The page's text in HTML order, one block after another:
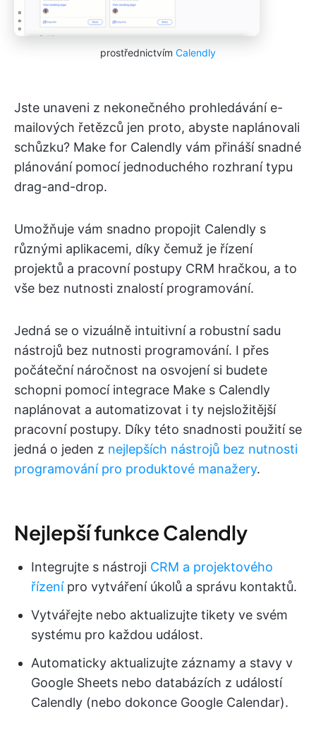
prostřednictvím Calendly
Jste unaveni z nekonečného prohledávání e-
mailových řetězců jen proto, abyste naplánovali
schůzku? Make for Calendly vám přináší snadné
plánování pomocí jednoduchého rozhraní typu
drag-and-drop.
Umožňuje vám snadno propojit Calendly s
různými aplikacemi, díky čemuž je řízení
projektů a pracovní postupy CRM hračkou, a to
vše bez nutnosti znalostí programování.
Jedná se o vizuálně intuitivní a robustní sadu
nástrojů bez nutnosti programování. I přes
počáteční náročnost na osvojení si budete
schopni pomocí integrace Make s Calendly
naplánovat a automatizovat i ty nejsložitější
pracovní postupy. Díky této snadnosti použití se
jedná o jeden z nejlepších nástrojů bez nutnosti
programování pro produktové manažery.
Nejlepší funkce Calendly
Integrujte s nástroji CRM a projektového
řízenípro vytváření úkolů a správu kontaktů.
Vytvářejte nebo aktualizujte tikety ve svém
systému pro každou událost.
Automaticky aktualizujte záznamy a stavy v
Google Sheets nebo databázích z událostí
Calendly (nebo dokonce Google Calendar).